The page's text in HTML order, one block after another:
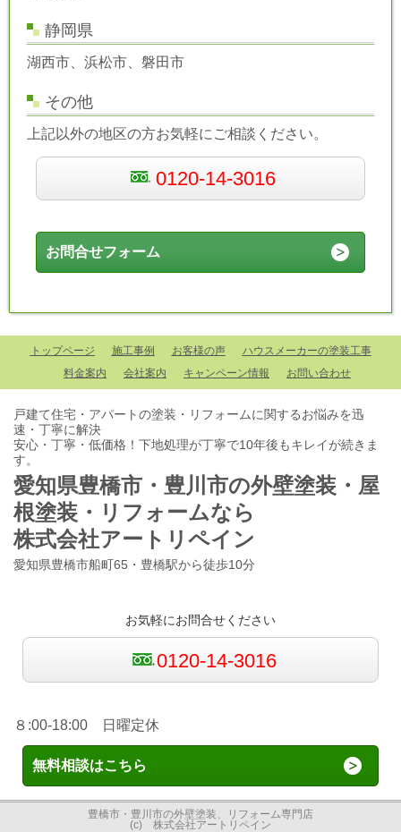
静岡県
湖西市、浜松市、磐田市
その他
上記以外の地区の方お気軽にご相談ください。
0120-14-3016
お問合せフォーム
トップページ 施工事例 お客様の声
ハウスメーカーの塗装工事
料金案内
会社案内 キャンペーン情報 お問い合わせ
戸建て住宅・アパートの塗装・リフォームに関するお悩みを迅
速・丁寧に解決
安心・丁寧・低価格！下地処理が丁寧で10年後もキレイが続きま
す。
愛知県豊橋市・豊川市の外壁塗装・屋
根塗装・リフォームなら
株式会社アートリペイン
愛知県豊橋市船町65・豊橋駅から徒歩10分
お気軽にお問合せください
0120-14-3016
８:00-18:00 日曜定休
無料相談はこちら
豊橋市・豊川市の外壁塗装、リフォーム専門店
(c) 株式会社アートリペイン